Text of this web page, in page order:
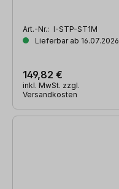
Art.-Nr.: I-STP-ST1M
Lieferbar ab 16.07.2026
149,82 €
inkl. MwSt. zzgl.
Versandkosten